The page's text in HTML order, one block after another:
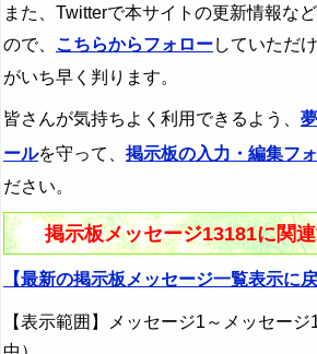
また、Twitterで本サイトの更新情報な
ので、 こちらからフォローしていただ
がいち早く判ります。
皆さんが気持ちよく利用できるよう、
ールを守って、 掲示板の入力・編集フ
ださい。
掲示板メッセージ13181に関
【最新の掲示板メッセージ一覧表示に戻
【表示範囲】メッセージ1～メッセー